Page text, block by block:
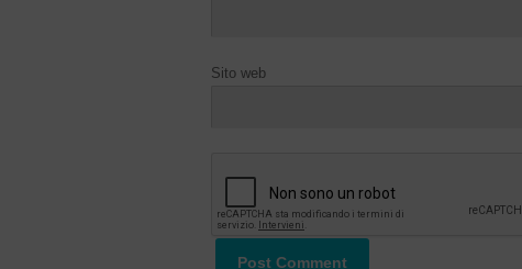
Sito web